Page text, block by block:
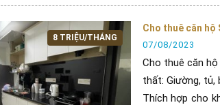
8 TRIỆU/THÁNG
Cho thuê căn
07/08/2023
Cho thuê căn
thất: Giường, tủ,
Thích hợp cho